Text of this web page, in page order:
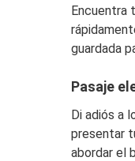
Encuentra
guardada
Pasaje
Di adiós a
presentar
abordar el